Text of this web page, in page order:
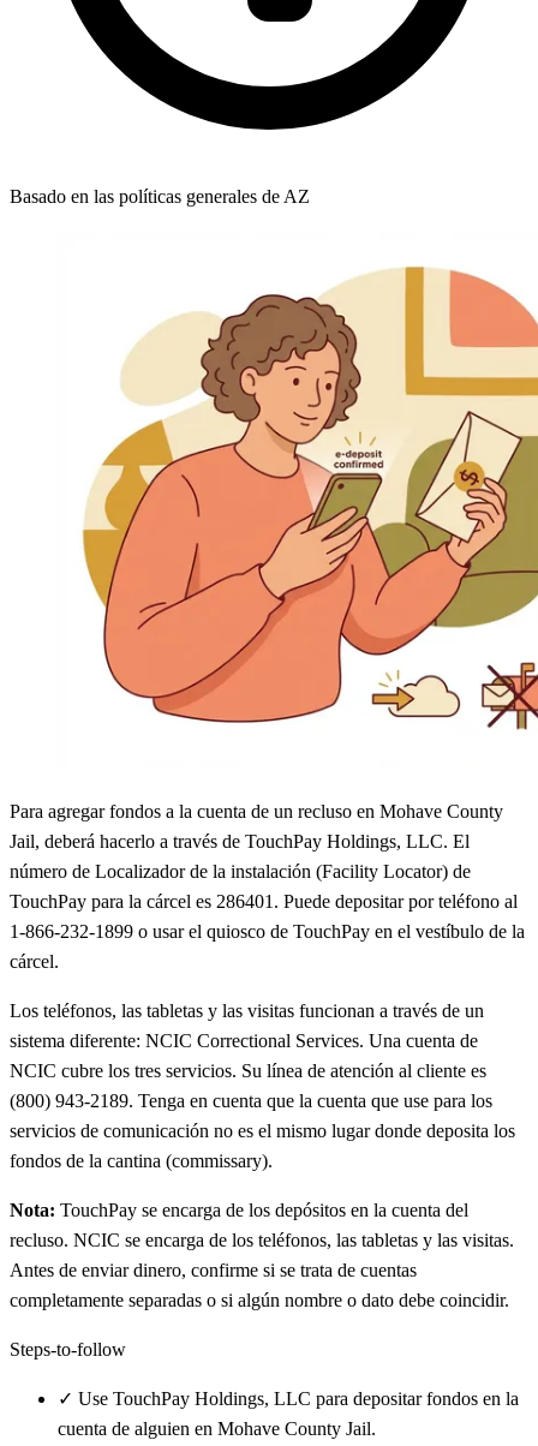
Basado en las políticas generales de AZ
Para agregar fondos a la cuenta de un recluso en Mohave County
Jail, deberá hacerlo a través de TouchPay Holdings, LLC. El
número de Localizador de la instalación (Facility Locator) de
TouchPay para la cárcel es 286401. Puede depositar por teléfono al
1-866-232-1899 o usar el quiosco de TouchPay en el vestíbulo de la
cárcel.
Los teléfonos, las tabletas y las visitas funcionan a través de un
sistema diferente: NCIC Correctional Services. Una cuenta de
NCIC cubre los tres servicios. Su línea de atención al cliente es
(800) 943-2189. Tenga en cuenta que la cuenta que use para los
servicios de comunicación no es el mismo lugar donde deposita los
fondos de la cantina (commissary).
Nota: TouchPay se encarga de los depósitos en la cuenta del
recluso. NCIC se encarga de los teléfonos, las tabletas y las visitas.
Antes de enviar dinero, confirme si se trata de cuentas
completamente separadas o si algún nombre o dato debe coincidir.
Steps-to-follow
✓ Use TouchPay Holdings, LLC para depositar fondos en la
cuenta de alguien en Mohave County Jail.